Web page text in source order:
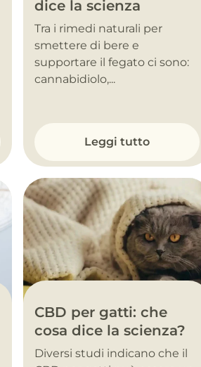
dice la scienza
Tra i rimedi naturali per
smettere di bere e
supportare il fegato ci sono:
cannabidiolo,...
Leggi tutto
CBD per gatti: che
cosa dice la scienza?
Diversi studi indicano che il